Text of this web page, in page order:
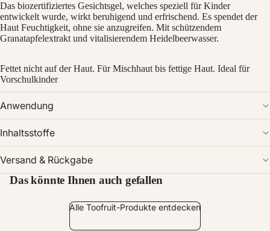
im
Vollbildmodus
Das biozertifiziertes Gesichtsgel, welches speziell für Kinder
entwickelt wurde, wirkt beruhigend und erfrischend. Es spendet der
Haut Feuchtigkeit, ohne sie anzugreifen. Mit schützendem
Granatapfelextrakt und vitalisierendem Heidelbeerwasser.
Fettet nicht auf der Haut. Für Mischhaut bis fettige Haut. Ideal für
Vorschulkinder
Anwendung
Inhaltsstoffe
Versand & Rückgabe
Das könnte Ihnen auch gefallen
Alle Toofruit-Produkte entdecken